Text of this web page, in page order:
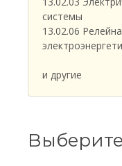
системы
13.02.06
и другие